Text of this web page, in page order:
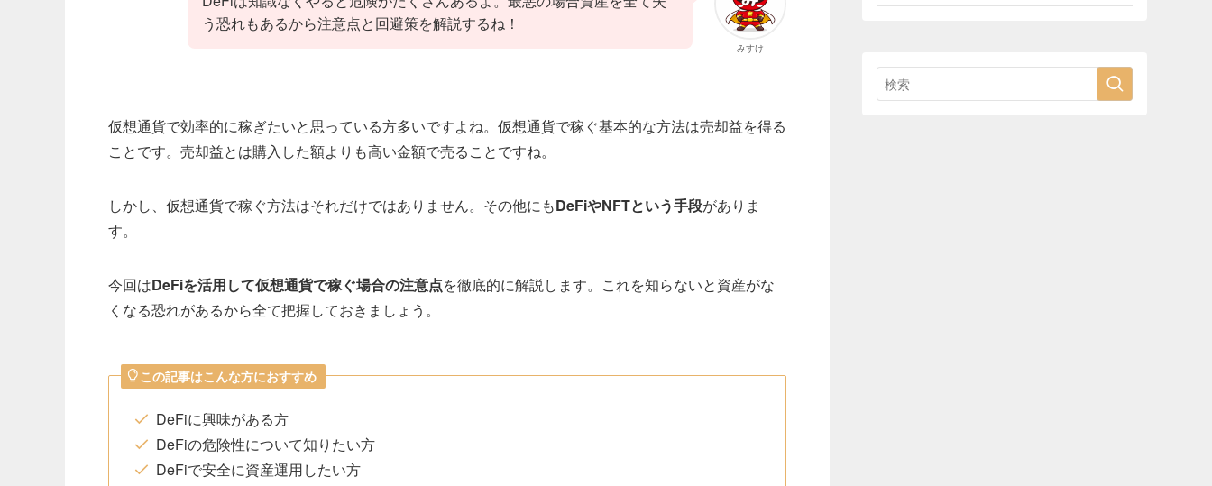
みすけ
う恐れもあるから注意点と回避策を解説するね！
仮想通貨で効率的に稼ぎたいと思っている方多いですよね。仮想通貨で稼ぐ基本的な方法は売却益を得る
ことです。売却益とは購入した額よりも高い金額で売ることですね。
しかし、仮想通貨で稼ぐ方法はそれだけではありません。その他にもDeFiやNFTという手段がありま
す。
今回はDeFiを活用して仮想通貨で稼ぐ場合の注意点を徹底的に解説します。これを知らないと資産がな
くなる恐れがあるから全て把握しておきましょう。
この記事はこんな方におすすめ
DeFiに興味がある方
DeFiの危険性について知りたい方
DeFiで安全に資産運用したい方